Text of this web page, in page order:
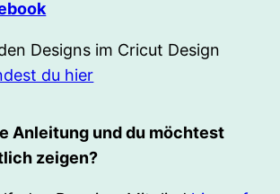
Designs im Cricut Design
du hier
Anleitung und du möchtest
zeigen?